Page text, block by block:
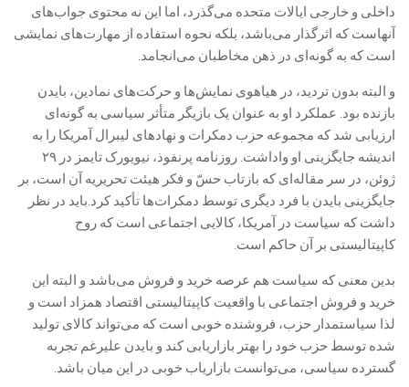
داخلی و خارجی ایالات متحده می‌گذرد، اما این نه محتوی جواب‌های
آنهاست که اثرگذار می‌باشد، بلکه نحوه استفاده از مهارت‌های نمایشی
است که به گونه‌ای در ذهن مخاطبان می‌انجامد.
و البته بدون تردید، در هیاهوی نمایش‌ها و حرکت‌های نمادین، بایدن
بازنده بود. عملکرد او به عنوان یک بازیگر متأثر سیاسی به گونه‌ای
ارزیابی شد که مجموعه حزب دمکرات و نهادهای لیبرال آمریکا را به
اندیشه جایگزینی او واداشت. روزنامه پرنفوذ، نیویورک تایمز در ۲۹
ژوئن، در سر مقاله‌ای که بازتاب حسّ و فکر هیئت تحریریه آن است، بر
جایگزینی بایدن با فرد دیگری توسط دمکرات‌‌ها تأکید کرد.باید در نظر
داشت که سیاست در آمریکا، کالایی اجتماعی است که روح
کاپیتالیستی بر آن حاکم است.
بدین معنی که سیاست هم عرصه خرید و فروش می‌باشد و البته این
خرید و فروش اجتماعی با واقعیت‌ کاپیتالیستی اقتصاد همزاد است و
لذا سیاستمدار حزب، فروشنده خوبی است که می‌تواند کالای تولید
شده توسط حزب خود را بهتر بازاریابی کند و بایدن علیرغم تجربه
گسترده سیاسی، می‌توانست بازاریاب خوبی در این میان باشد.